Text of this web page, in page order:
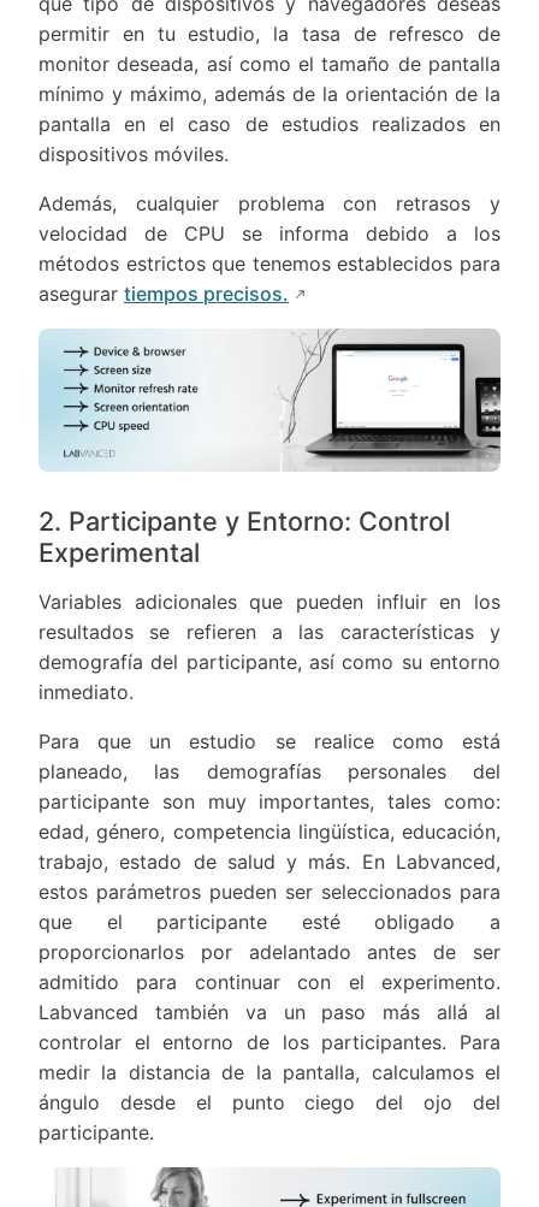
permitir en tu estudio, la tasa de refresco de
monitor deseada, así como el tamaño de pantalla
mínimo y máximo, además de la orientación de la
pantalla en el caso de estudios realizados en
dispositivos móviles.
Además, cualquier problema con retrasos y
velocidad de CPU se informa debido a los
métodos estrictos que tenemos establecidos para
asegurar tiempos precisos.
2. Participante y Entorno: Control
Experimental
Variables adicionales que pueden influir en los
resultados se refieren a las características y
demografía del participante, así como su entorno
inmediato.
Para que un estudio se realice como está
planeado, las demografías personales del
participante son muy importantes, tales como:
edad, género, competencia lingüística, educación,
trabajo, estado de salud y más. En Labvanced,
estos parámetros pueden ser seleccionados para
que el participante esté obligado a
proporcionarlos por adelantado antes de ser
admitido para continuar con el experimento.
Labvanced también va un paso más allá al
controlar el entorno de los participantes. Para
medir la distancia de la pantalla, calculamos el
ángulo desde el punto ciego del ojo del
participante.